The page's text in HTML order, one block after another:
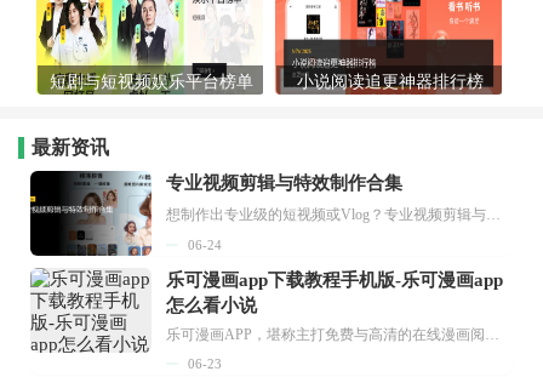
短剧与短视频娱乐平台榜单 小说阅读追更神器排行榜
最新资讯
专业视频剪辑与特效制作合集
想制作出专业级的短视频或Vlog？专业视频剪辑与特效制作大全专题为你提供了从剪辑、抠像到特效包装的全套解决方案。无论是添加炫酷的片头、进行精准的视频抠图，还是制...
06-24
乐可漫画app下载教程手机版-乐可漫画app
怎么看小说
乐可漫画APP，堪称主打免费与高清的在线漫画阅读神器。其官方版提供海量完整版漫画资源，无论是国内漫画，还是日漫、韩漫、台漫、美漫等国外漫画，应有尽有，随时供你阅读。只需轻点一下，便能直接进入阅读界面。不仅如此，乐可漫画最新版本更新速度极快，在这里，你总能抢先看到全网一手漫画章节内容！...
06-23